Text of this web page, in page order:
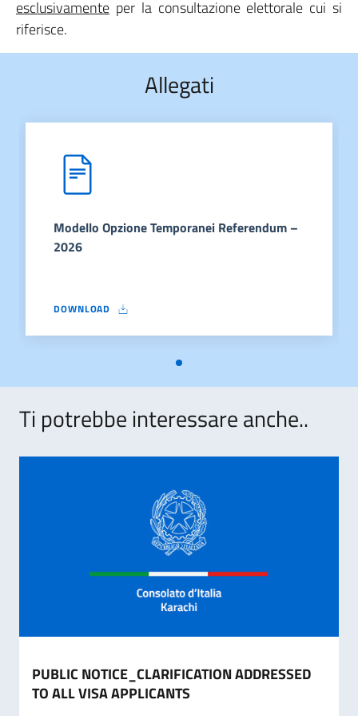
esclusivamente per la consultazione elettorale cui si
riferisce.
Allegati
Modello Opzione Temporanei Referendum –
2026
DOWNLOAD
MODELLO OPZIONE TEMPORANEI REFERENDUM – 2026
Ti potrebbe interessare anche..
PUBLIC NOTICE_CLARIFICATION ADDRESSED
TO ALL VISA APPLICANTS